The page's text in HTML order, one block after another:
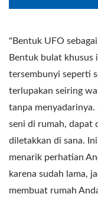
"Bentuk UFO
Bentuk bulat
tersembunyi seperti
terlupakan seiring
tanpa
seni di rumah, dapat
diletakkan di sana.
menarik perhatian
karena sudah lama,
membuat rumah